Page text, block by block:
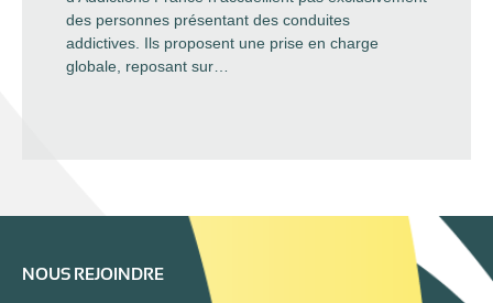
des personnes présentant des conduites
addictives. Ils proposent une prise en charge
globale, reposant sur…
NOUS REJOINDRE